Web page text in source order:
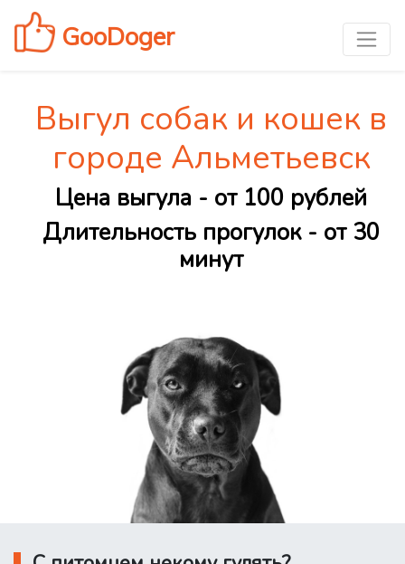
GooDoger
Выгул собак и кошек в
городе Альметьевск
Цена выгула - от 100 рублей
Длительность прогулок - от 30
минут